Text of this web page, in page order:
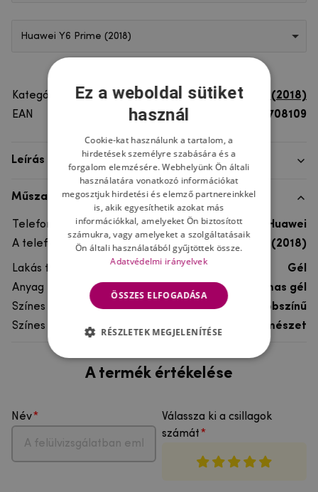
Huawei Y6 Prime (2018)
Kategória
Huawei Y6 Prime (2018)
EAN
8596579708109
Leírás
Műszaki adatok
Telefon márka
Huawei
A telefonmodellhez
Huawei Y6 Prime (2018)
Lakás típusa
Gél
Anyag
rugalmas gél
Színes
többszínű
Színes motívum
Természet
A termék értékelése
Név
Válassza ki a csillagok
számát
Ez a weboldal sütiket
használ
Cookie-kat használunk a tartalom, a
hirdetések személyre szabására és a
forgalom elemzésére. Webhelyünk Ön általi
használatára vonatkozó információkat
megosztjuk hirdetési és elemző partnereinkkel
is, akik egyesíthetik azokat más
információkkal, amelyeket Ön biztosított
számukra, vagy amelyeket a szolgáltatásaik
Ön általi használatából gyűjtöttek össze.
Adatvédelmi irányelvek
ÖSSZES ELFOGADÁSA
RÉSZLETEK MEGJELENÍTÉSE